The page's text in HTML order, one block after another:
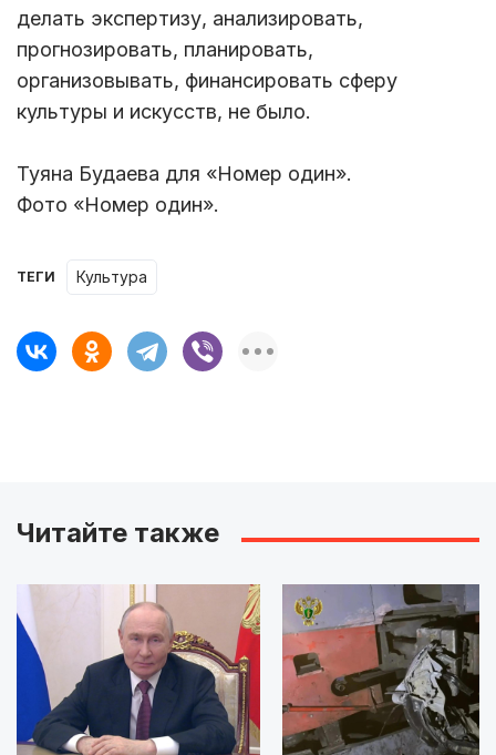
делать экспертизу, анализировать,
прогнозировать, планировать,
организовывать, финансировать сферу
культуры и искусств, не было.
Туяна Будаева для «Номер один».
Фото «Номер один».
ТЕГИ Культура
Читайте также